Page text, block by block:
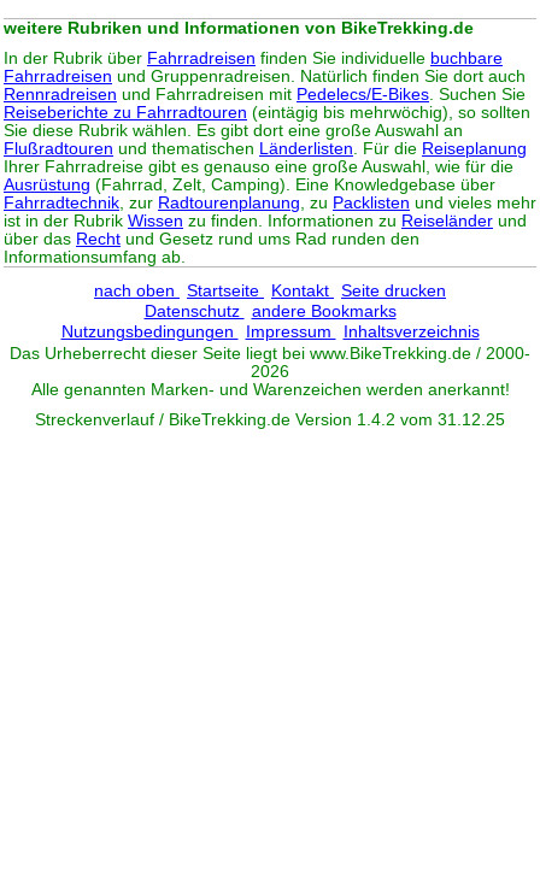
weitere Rubriken und Informationen von BikeTrekking.de
In der Rubrik über Fahrradreisen finden Sie individuelle buchbare
Fahrradreisen und Gruppenradreisen. Natürlich finden Sie dort auch
Rennradreisen und Fahrradreisen mit Pedelecs/E-Bikes . Suchen Sie
Reiseberichte zu Fahrradtouren (eintägig bis mehrwöchig), so sollten
Sie diese Rubrik wählen. Es gibt dort eine große Auswahl an
Flußradtouren und thematischen Länderlisten . Für die Reiseplanung
Ihrer Fahrradreise gibt es genauso eine große Auswahl, wie für die
Ausrüstung (Fahrrad, Zelt, Camping). Eine Knowledgebase über
Fahrradtechnik , zur Radtourenplanung , zu Packlisten und vieles mehr
ist in der Rubrik Wissen zu finden. Informationen zu Reiseländer und
über das Recht und Gesetz rund ums Rad runden den
Informationsumfang ab.
nach oben
Startseite Kontakt
Seite drucken
Datenschutz
andere Bookmarks
Nutzungsbedingungen
Impressum
Inhaltsverzeichnis
Das Urheberrecht dieser Seite liegt bei www. BikeTrekking .de / 2000-
2026
Alle genannten Marken- und Warenzeichen werden anerkannt!
Streckenverlauf / BikeTrekking.de Version 1.4.2 vom 31.12.25